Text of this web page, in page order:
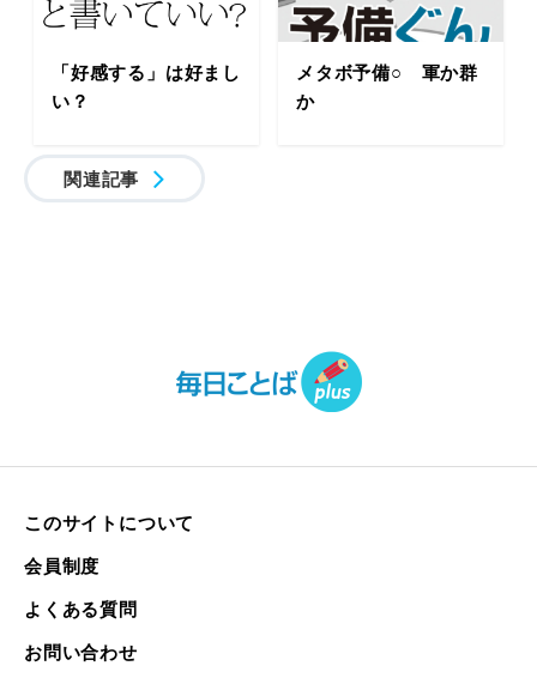
「好感する」は好まし
い？
メタボ予備○ 軍か群
か
関連記事
このサイトについて
会員制度
よくある質問
お問い合わせ